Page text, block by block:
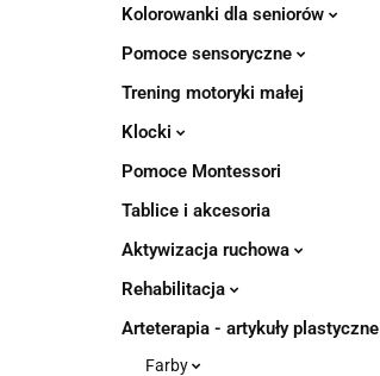
Kolorowanki dla seniorów
Pomoce sensoryczne
Trening motoryki małej
Klocki
Pomoce Montessori
Tablice i akcesoria
Aktywizacja ruchowa
Rehabilitacja
Arteterapia - artykuły plastyczne
Farby